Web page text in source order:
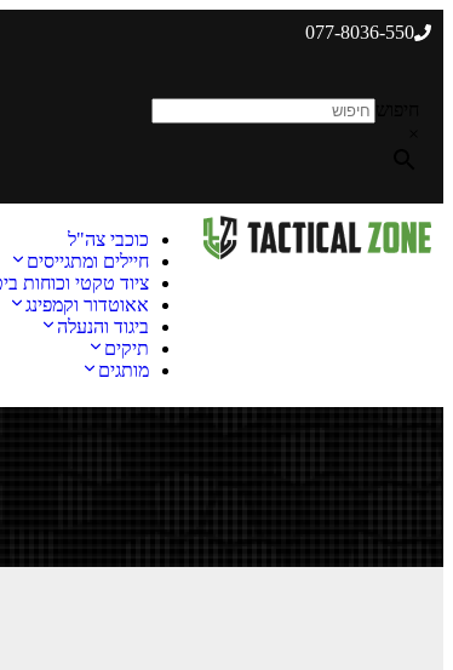
077-8036-550
כוכבי צה"ל
חיילים ומתגייסים
ציוד טקטי וכוחות
אאוטדור וקמפינג
ביגוד והנעלה
תיקים
מותגים